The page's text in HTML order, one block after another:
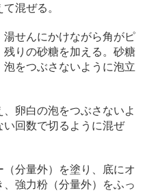
混ぜる。
湯せんにかけながら角がピ
残りの砂糖を加える。砂糖
をつぶさないように泡立
、卵白の泡をつぶさないよ
い回数で切るように混ぜ
分量外）を塗り、底にオ
強力粉（分量外）をふっ